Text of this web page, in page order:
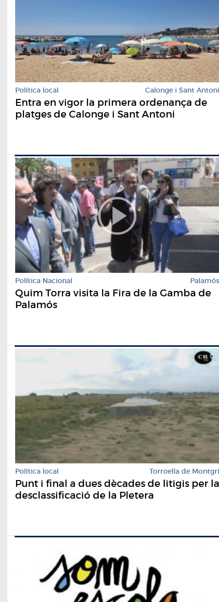
Política local Calonge i Sant Antoni
Entra en vigor la primera ordenança de
platges de Calonge i Sant Antoni
Política Nacional Palamós
Quim Torra visita la Fira de la Gamba de
Palamós
Política local Torroella de Montgrí
Punt i final a dues dècades de litigis per la
desclassificació de la Pletera